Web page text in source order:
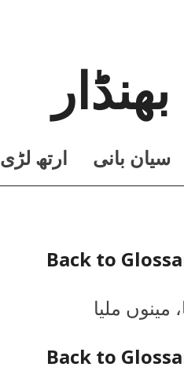
سيان بانی ارتھ لڑی
مینوں ملیا